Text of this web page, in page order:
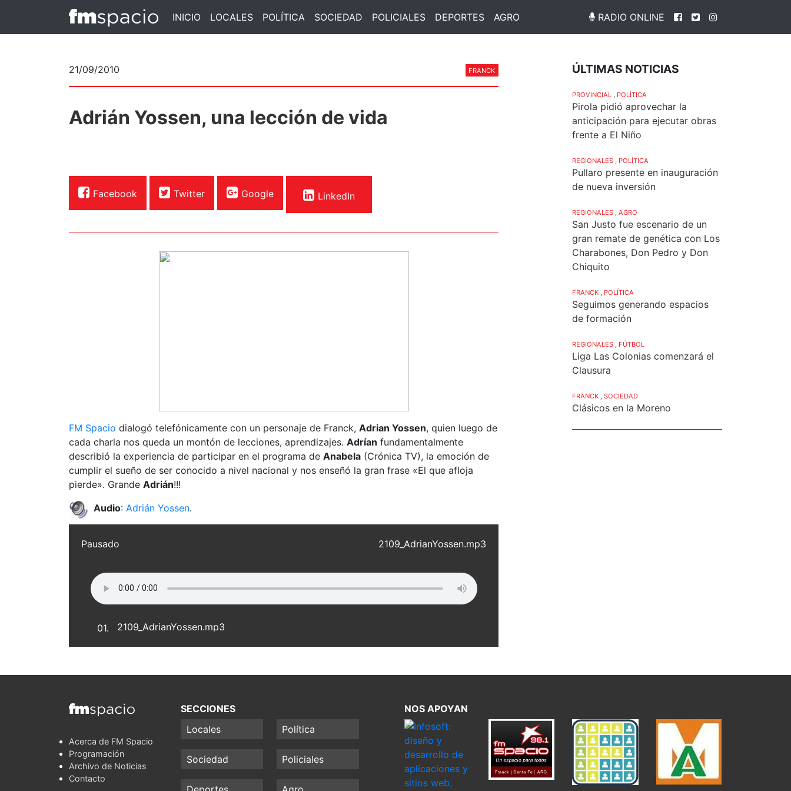
INICIO LOCALES POLÍTICA SOCIEDAD POLICIALES DEPORTES AGRO RADIO ONLINE
21/09/2010 FRANCK
Adrián Yossen, una lección de vida
Facebook Twitter Google LinkedIn
FM Spacio dialogó telefónicamente con un personaje de Franck, Adrian Yossen, quien luego de
cada charla nos queda un montón de lecciones, aprendizajes. Adrían fundamentalmente
describió la experiencia de participar en el programa de Anabela (Crónica TV), la emoción de
cumplir el sueño de ser conocido a nivel nacional y nos enseñó la gran frase «El que afloja
pierde». Grande Adrián!!!
Audio: Adrián Yossen.
Pausado 2109_AdrianYossen.mp3
01. 2109_AdrianYossen.mp3
ÚLTIMAS NOTICIAS
PROVINCIAL POLÍTICA
Pirola pidió aprovechar la
anticipación para ejecutar obras
frente a El Niño
REGIONALES POLÍTICA
Pullaro presente en inauguración
de nueva inversión
REGIONALES AGRO
San Justo fue escenario de un
gran remate de genética con Los
Charabones, Don Pedro y Don
Chiquito
FRANCK POLÍTICA
Seguimos generando espacios
de formación
REGIONALES FÚTBOL
Liga Las Colonias comenzará el
Clausura
FRANCK SOCIEDAD
Clásicos en la Moreno
Acerca de FM Spacio
Programación
Archivo de Noticias
Contacto
SECCIONES
Locales
Política
Sociedad Policiales
NOS APOYAN